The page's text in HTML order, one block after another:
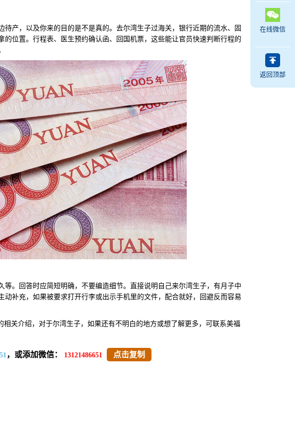
，以及你来的目的是不是真的。去尔湾生子过海关，银行近期的流水、固
位置。行程表、医生预约确认函、回国机票，这些能让官员快速判断行程的
。回答时应简短明确，不要编造细节。直接说明自己来尔湾生子，有月子中
补充，如果被要求打开行李或出示手机里的文件，配合就好，回避反而容易
相关介绍，对于尔湾生子，如果还有不明白的地方或想了解更多，可联系美福
，或添加微信： 13121486651 点击复制
在线微信
返回顶部